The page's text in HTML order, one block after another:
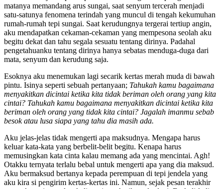
matanya memandang arus sungai, saat senyum tercerah menjadi
satu-satunya fenomena terindah yang muncul di tengah kekumuhan
rumah-rumah tepi sungai. Saat kerudungnya tergerai tertiup angin,
aku mendapatkan cekaman-cekaman yang mempesona seolah aku
begitu dekat dan tahu segala sesuatu tentang dirinya. Padahal
pengetahuanku tentang dirinya hanya sebatas menduga-duga dari
mata, senyum dan kerudung saja.
Esoknya aku menemukan lagi secarik kertas merah muda di bawah
pintu. Isinya seperti sebuah pertanyaan; Tahukah kamu bagaimana
menyakitkan dicintai ketika kita tidak beriman oleh orang yang kita
cintai? Tahukah kamu bagaimana menyakitkan dicintai ketika kita
beriman oleh orang yang tidak kita cintai? Jagalah imanmu sebab
besok atau lusa siapa yang tahu dia masih ada.
Aku jelas-jelas tidak mengerti apa maksudnya. Mengapa harus
keluar kata-kata yang berbelit-belit begitu. Kenapa harus
memusingkan kata cinta kalau memang ada yang mencintai. Agh!
Otakku ternyata terlalu bebal untuk mengerti apa yang dia maksud.
Aku bermaksud bertanya kepada perempuan di tepi jendela yang
aku kira si pengirim kertas-kertas ini. Namun, sejak pesan terakhir